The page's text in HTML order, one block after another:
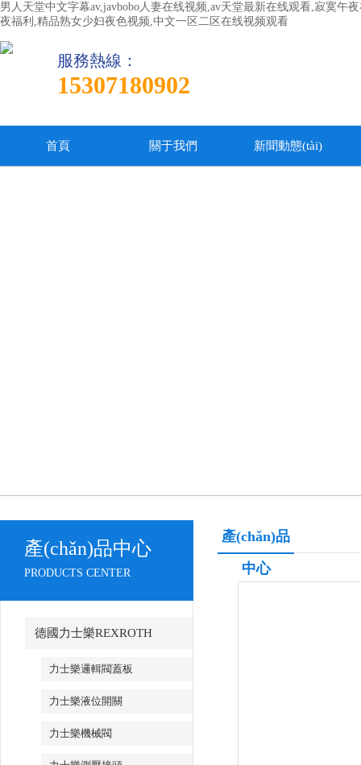
男人天堂中文字幕av,javbobo人妻在线视频,av天堂最新在线观看,寂寞
夜福利,精品熟女少妇夜色视频,中文一区二区在线视频观看
服務熱線：
15307180902
首頁 關于我們 新聞動態(tài)
產(chǎn)品中心
PRODUCTS CENTER
德國力士樂REXROTH
力士樂邏輯閥蓋板
力士樂液位開關
力士樂機械閥
產(chǎn)品
中心